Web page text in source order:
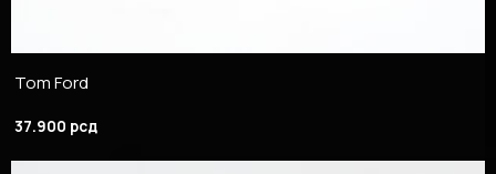
Tom Ford
37.900 рсд